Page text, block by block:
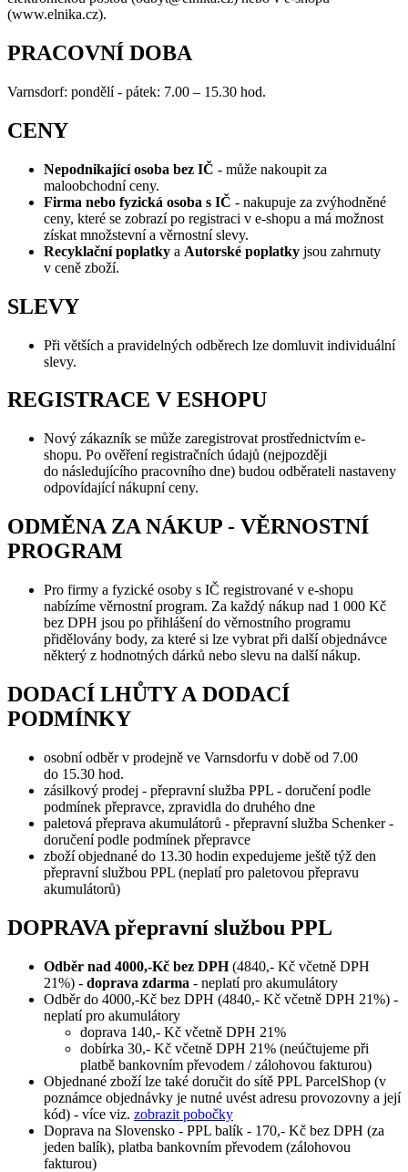
(www.elnika.cz).
PRACOVNÍ DOBA
Varnsdorf: pondělí - pátek: 7.00 – 15.30 hod.
CENY
Nepodnikající osoba bez IČ - může nakoupit za
maloobchodní ceny.
Firma nebo fyzická osoba s IČ - nakupuje za zvýhodněné
ceny, které se zobrazí po registraci v e-shopu a má možnost
získat množstevní a věrnostní slevy.
Recyklační poplatky a Autorské poplatky jsou zahrnuty
v ceně zboží.
SLEVY
Při větších a pravidelných odběrech lze domluvit individuální
slevy.
REGISTRACE V ESHOPU
Nový zákazník se může zaregistrovat prostřednictvím e-
shopu. Po ověření registračních údajů (nejpozději
do následujícího pracovního dne) budou odběrateli nastaveny
odpovídající nákupní ceny.
ODMĚNA ZA NÁKUP - VĚRNOSTNÍ
PROGRAM
Pro firmy a fyzické osoby s IČ registrované v e-shopu
nabízíme věrnostní program. Za každý nákup nad 1 000 Kč
bez DPH jsou po přihlášení do věrnostního programu
přidělovány body, za které si lze vybrat při další objednávce
některý z hodnotných dárků nebo slevu na další nákup.
DODACÍ LHŮTY A DODACÍ
PODMÍNKY
osobní odběr v prodejně ve Varnsdorfu v době od 7.00
do 15.30 hod.
zásilkový prodej - přepravní služba PPL - doručení podle
podmínek přepravce, zpravidla do druhého dne
paletová přeprava akumulátorů - přepravní služba Schenker -
doručení podle podmínek přepravce
zboží objednané do 13.30 hodin expedujeme ještě týž den
přepravní službou PPL (neplatí pro paletovou přepravu
akumulátorů)
DOPRAVA přepravní službou PPL
Odběr nad 4000,-Kč bez DPH(4840,- Kč včetně DPH
21%) - doprava zdarma - neplatí pro akumulátory
Odběr do 4000,-Kč bez DPH (4840,- Kč včetně DPH 21%) -
neplatí pro akumulátory
doprava 140,- Kč včetně DPH 21%
dobírka 30,- Kč včetně DPH 21% (neúčtujeme při
platbě bankovním převodem / zálohovou fakturou)
Objednané zboží lze také doručit do sítě PPL ParcelShop (v
poznámce objednávky je nutné uvést adresu provozovny a její
kód) - více viz. zobrazit pobočky
Doprava na Slovensko - PPL balík - 170,- Kč bez DPH (za
jeden balík), platba bankovním převodem (zálohovou
fakturou)